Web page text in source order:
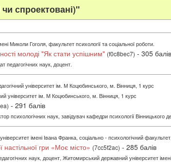
спроектовані)"
Миколи Гоголя, факультет психології та соціальної роботи.
молоді "Як стати успішним" (f0c8bec7) - 305 балів
педагогічних наук, доцент.
університет ім. М Коцюбинського, м. Вінниця, 1 курс
університет ім. М Коцюбинського, м. Вінниця, 1 курс
- 291 балів
психологічних наук, завідувач кафедри психології Вінницького
імені Івана Франка, соціально - психологічний
гри «Моє місто» (7cc5f2ac) - 285 балів
наук, доцент, Житомирський державний університет